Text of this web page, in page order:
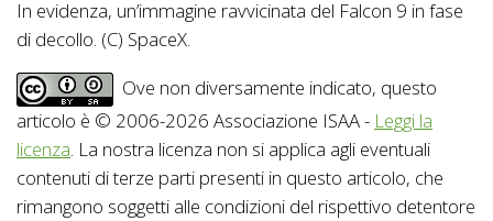
In evidenza, un’immagine ravvicinata del Falcon 9 in fase
di decollo. (C) SpaceX.
Ove non diversamente indicato, questo
articolo è © 2006-2026 Associazione ISAA - Leggi la
licenza. La nostra licenza non si applica agli eventuali
contenuti di terze parti presenti in questo articolo, che
rimangono soggetti alle condizioni del rispettivo detentore